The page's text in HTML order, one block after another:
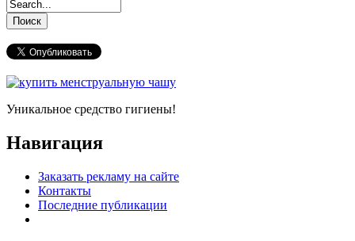
Уникальное средство гигиены!
Навигация
Заказать рекламу на сайте
Контакты
Последние публикации